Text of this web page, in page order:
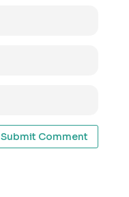
Submit Comment